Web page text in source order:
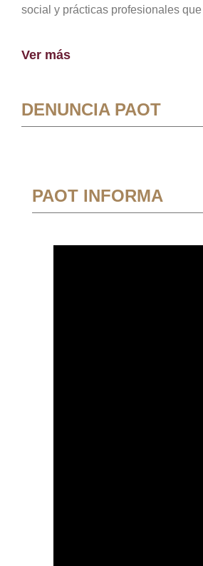
social y prácticas profesionales
Ver más
DENUNCIA PAOT
PAOT INFORMA